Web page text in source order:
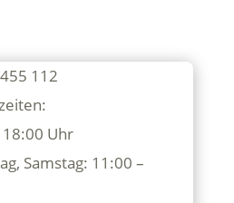
112
Uhr
Samstag: 11:00 –